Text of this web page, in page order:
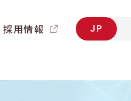
採用情報 JP